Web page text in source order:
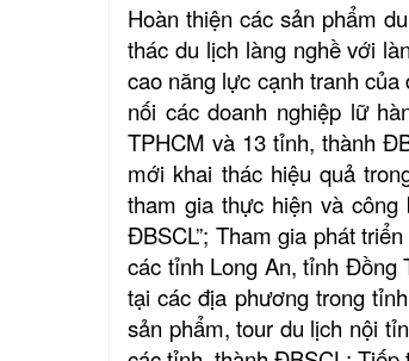
Hoàn thiện các sản phẩm
thác du lịch làng nghề với
cao năng lực cạnh tranh
nối các doanh nghiệp lữ
TPHCM và 13 tỉnh, thành
mới khai thác hiệu quả
tham gia thực hiện và
ĐBSCL”; Tham gia phát
các tỉnh Long An, tỉnh Đồng
tại các địa phương trong
sản phẩm, tour du lịch nội